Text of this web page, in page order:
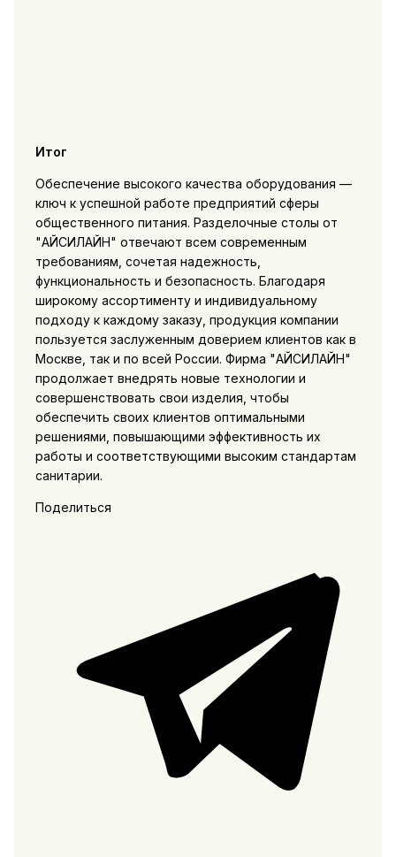
Итог
Обеспечение высокого качества оборудования —
ключ к успешной работе предприятий сферы
общественного питания. Разделочные столы от
"АЙСИЛАЙН" отвечают всем современным
требованиям, сочетая надежность,
функциональность и безопасность. Благодаря
широкому ассортименту и индивидуальному
подходу к каждому заказу, продукция компании
пользуется заслуженным доверием клиентов как в
Москве, так и по всей России. Фирма "АЙСИЛАЙН"
продолжает внедрять новые технологии и
совершенствовать свои изделия, чтобы
обеспечить своих клиентов оптимальными
решениями, повышающими эффективность их
работы и соответствующими высоким стандартам
санитарии.
Поделиться